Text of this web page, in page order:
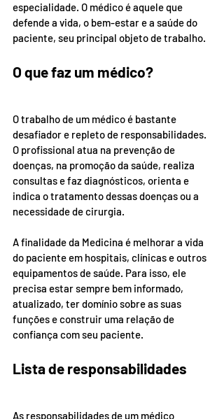
especialidade. O médico é aquele que
defende a vida, o bem-estar e a saúde do
paciente, seu principal objeto de trabalho.
O que faz um médico?
O trabalho de um médico é bastante
desafiador e repleto de responsabilidades.
O profissional atua na prevenção de
doenças, na promoção da saúde, realiza
consultas e faz diagnósticos, orienta e
indica o tratamento dessas doenças ou a
necessidade de cirurgia.
A finalidade da Medicina é melhorar a vida
do paciente em hospitais, clínicas e outros
equipamentos de saúde. Para isso, ele
precisa estar sempre bem informado,
atualizado, ter domínio sobre as suas
funções e construir uma relação de
confiança com seu paciente.
Lista de responsabilidades
As responsabilidades de um médico